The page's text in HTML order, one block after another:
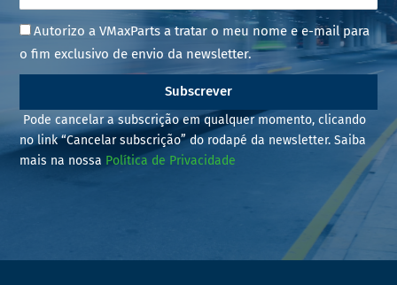
Autorizo a VMaxParts a tratar o meu nome e e-mail para
o fim exclusivo de envio da newsletter.
Subscrever
Pode cancelar a subscrição em qualquer momento, clicando
no link “Cancelar subscrição” do rodapé da newsletter. Saiba
mais na nossa Política de Privacidade